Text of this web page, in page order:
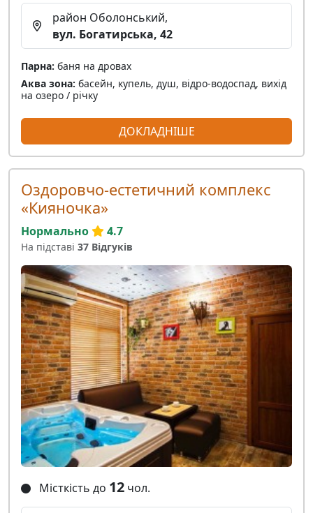
район Оболонський,
вул. Богатирська, 42
Парна: баня на дровах
Аква зона: басейн, купель, душ, відро-водоспад, вихід
на озеро / річку
ДОКЛАДНІШЕ
Оздоровчо-естетичний комплекс
«Кияночка»
Нормально 4.7
На підставі 37 Відгуків
Місткість до 12 чол.